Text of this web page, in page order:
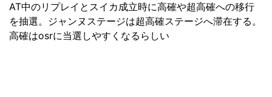
AT中のリプレイとスイカ成立時に高確や超高確への移行
を抽選。ジャンヌステージは超高確ステージへ滞在する。
高確はosrに当選しやすくなるらしい